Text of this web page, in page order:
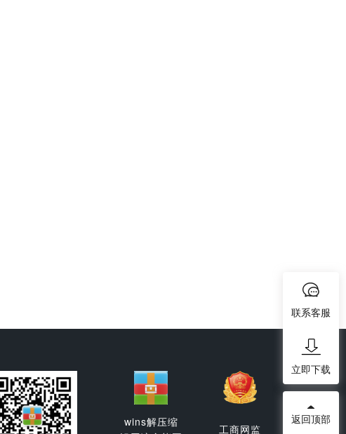
wins解压缩
工商网监
联系客服
立即下载
返回顶部